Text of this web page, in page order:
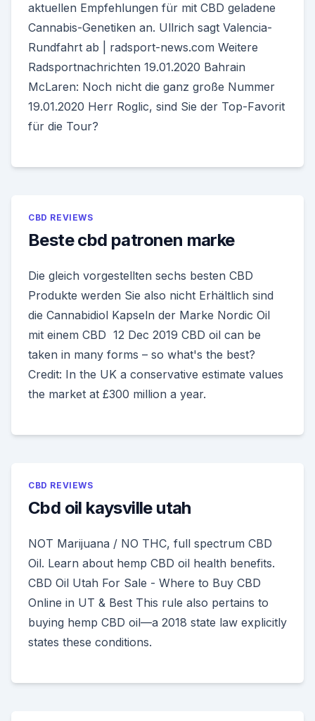
aktuellen Empfehlungen für mit CBD geladene
Cannabis-Genetiken an. Ullrich sagt Valencia-
Rundfahrt ab | radsport-news.com Weitere
Radsportnachrichten 19.01.2020 Bahrain
McLaren: Noch nicht die ganz große Nummer
19.01.2020 Herr Roglic, sind Sie der Top-Favorit
für die Tour?
CBD REVIEWS
Beste cbd patronen marke
Die gleich vorgestellten sechs besten CBD
Produkte werden Sie also nicht Erhältlich sind
die Cannabidiol Kapseln der Marke Nordic Oil
mit einem CBD 12 Dec 2019 CBD oil can be
taken in many forms – so what's the best?
Credit: In the UK a conservative estimate values
the market at £300 million a year.
CBD REVIEWS
Cbd oil kaysville utah
NOT Marijuana / NO THC, full spectrum CBD
Oil. Learn about hemp CBD oil health benefits.
CBD Oil Utah For Sale - Where to Buy CBD
Online in UT & Best This rule also pertains to
buying hemp CBD oil—a 2018 state law explicitly
states these conditions.